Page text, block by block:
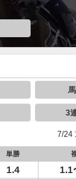
3
7/24
単勝
1.4
1.1